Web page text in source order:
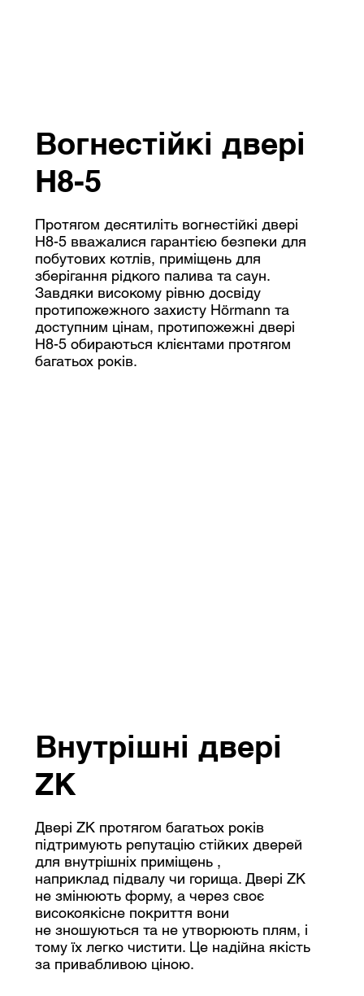
Вогнестійкі двері
H8-5
Протягом десятиліть вогнестійкі двері
H8-5 вважалися гарантією безпеки для
побутових котлів, приміщень для
зберігання рідкого палива та саун.
Завдяки високому рівню досвіду
протипожежного захисту Hörmann та
доступним цінам, протипожежні двері
H8-5 обираються клієнтами протягом
багатьох років.
Внутрішні двері
ZK
Двері ZK протягом багатьох років
підтримують репутацію стійких дверей
для внутрішніх приміщень ,
наприклад підвалу чи горища. Двері ZK
не змінюють форму, а через своє
високоякісне покриття вони
не зношуються та не утворюють плям, і
тому їх легко чистити. Це надійна якість
за привабливою ціною.